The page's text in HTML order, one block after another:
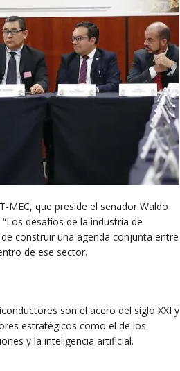
MEC, que preside el senador Waldo
desafíos de la industria de
construir una agenda conjunta entre
de ese sector.
son el acero del siglo XXI y
estratégicos como el de los
y la inteligencia artificial.